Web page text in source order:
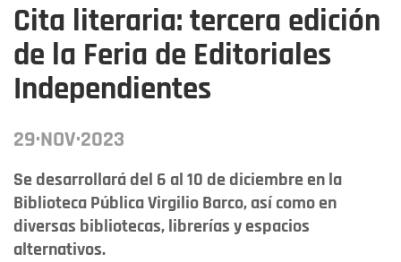
Cita literaria: tercera edición
de la Feria de Editoriales
Independientes
29·NOV·2023
Se desarrollará del 6 al 10 de diciembre en la
Biblioteca Pública Virgilio Barco, así como en
diversas bibliotecas, librerías y espacios
alternativos.